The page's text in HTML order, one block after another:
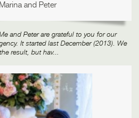
Marina and Peter
and Peter are grateful to you for our
It started last December (2013). We
result, but hav...